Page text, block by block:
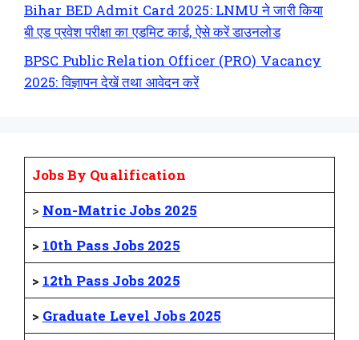
Bihar BED Admit Card 2025: LNMU ने जारी किया
बी एड प्रवेश परीक्षा का एडमिट कार्ड, ऐसे करें डाउनलोड
BPSC Public Relation Officer (PRO) Vacancy
2025: विज्ञापन देखें तथा आवेदन करें
Jobs By Qualification
> Non-Matric Jobs 2025
> 10th Pass Jobs 2025
> 12th Pass Jobs 2025
> Graduate Level Jobs 2025